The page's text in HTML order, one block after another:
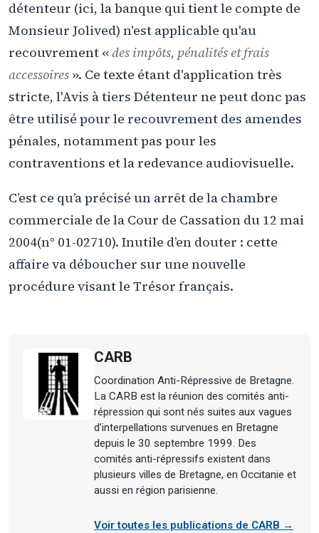
détenteur (ici, la banque qui tient le compte de
Monsieur Jolived) n'est applicable qu'au
recouvrement «des impôts, pénalités et frais
accessoires ». Ce texte étant d'application très
stricte, l'Avis à tiers Détenteur ne peut donc pas
être utilisé pour le recouvrement des amendes
pénales, notamment pas pour les
contraventions et la redevance audiovisuelle.
C’est ce qu’a précisé un arrêt de la chambre
commerciale de la Cour de Cassation du 12 mai
2004(n° 01-02710). Inutile d’en douter : cette
affaire va déboucher sur une nouvelle
procédure visant le Trésor français.
CARB
Coordination Anti-Répressive de Bretagne.
La CARB est la réunion des comités anti-
répression qui sont nés suites aux vagues
d’interpellations survenues en Bretagne
depuis le 30 septembre 1999. Des
comités anti-répressifs existent dans
plusieurs villes de Bretagne, en Occitanie et
aussi en région parisienne.
Voir toutes les publications de CARB →